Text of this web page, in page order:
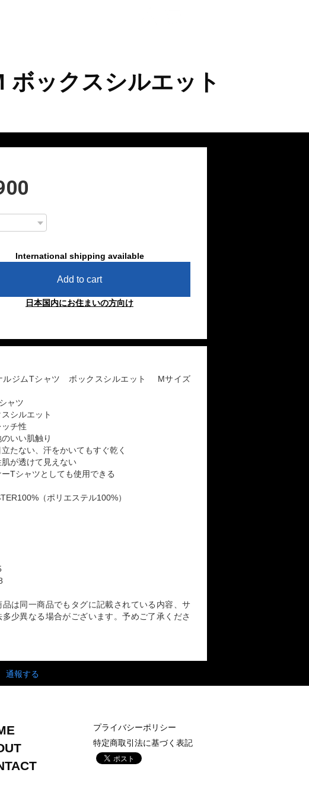
ックスシルエット
International shipping available
Add to cart
日本国内にお住まいの方向け
ルジムTシャツ ボックスシルエット Mサイズ
ャツ
スシルエット
ッチ性
のいい肌触り
立たない、汗をかいてもすぐ乾く
肌が透けて見えない
ーTシャツとしても使用できる
（ポリエステル100%）
は同一商品でもタグに記載されている内容、サ
多少異なる場合がございます。予めご了承くださ
通報する
プライバシーポリシー
特定商取引法に基づく表記